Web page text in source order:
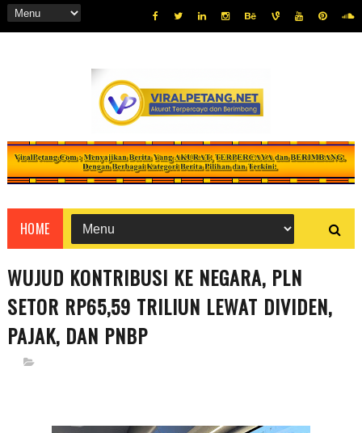
HOME
WUJUD KONTRIBUSI KE NEGARA, PLN
SETOR RP65,59 TRILIUN LEWAT DIVIDEN,
PAJAK, DAN PNBP